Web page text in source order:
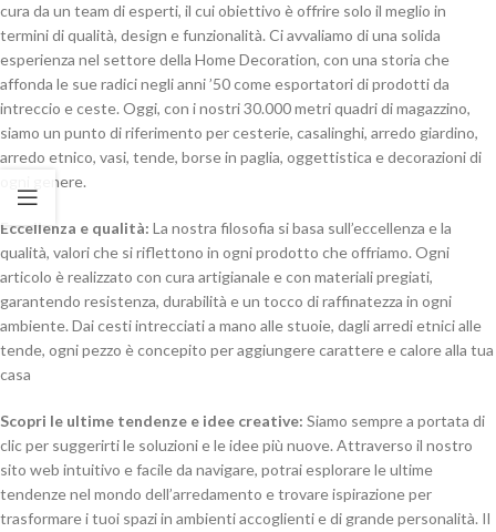
cura da un team di esperti, il cui obiettivo è offrire solo il meglio in
termini di qualità, design e funzionalità. Ci avvaliamo di una solida
esperienza nel settore della Home Decoration, con una storia che
affonda le sue radici negli anni ’50 come esportatori di prodotti da
intreccio e ceste. Oggi, con i nostri 30.000 metri quadri di magazzino,
siamo un punto di riferimento per cesterie, casalinghi, arredo giardino,
arredo etnico, vasi, tende, borse in paglia, oggettistica e decorazioni di
ogni genere.
Eccellenza e qualità: La nostra filosofia si basa sull’eccellenza e la
qualità, valori che si riflettono in ogni prodotto che offriamo. Ogni
articolo è realizzato con cura artigianale e con materiali pregiati,
garantendo resistenza, durabilità e un tocco di raffinatezza in ogni
ambiente. Dai cesti intrecciati a mano alle stuoie, dagli arredi etnici alle
tende, ogni pezzo è concepito per aggiungere carattere e calore alla tua
casa
Scopri le ultime tendenze e idee creative: Siamo sempre a portata di
clic per suggerirti le soluzioni e le idee più nuove. Attraverso il nostro
sito web intuitivo e facile da navigare, potrai esplorare le ultime
tendenze nel mondo dell’arredamento e trovare ispirazione per
trasformare i tuoi spazi in ambienti accoglienti e di grande personalità. Il